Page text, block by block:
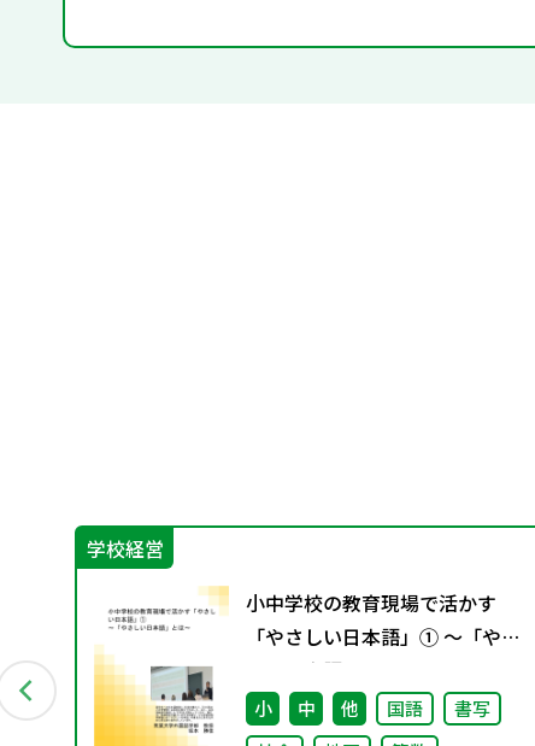
学校経営
小中学校の教育現場で活かす
「やさしい日本語」① ～「やさ
しい日本語」とは～
小 中 他 国語
書写